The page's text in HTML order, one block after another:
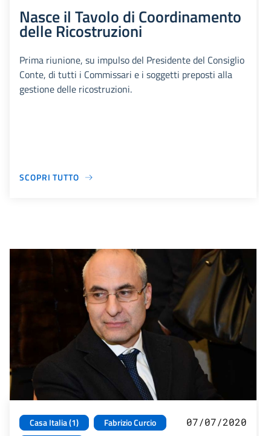
Nasce il Tavolo di Coordinamento
delle Ricostruzioni
Prima riunione, su impulso del Presidente del Consiglio
Conte, di tutti i Commissari e i soggetti preposti alla
gestione delle ricostruzioni.
SCOPRI TUTTO
Casa Italia (1)
Fabrizio Curcio
07/07/2020